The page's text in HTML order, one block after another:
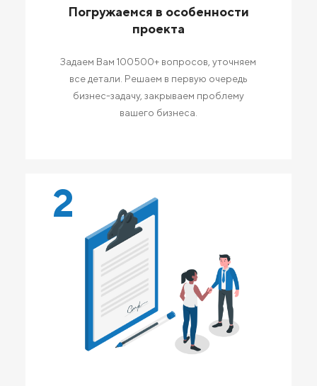
Погружаемся в особенности
проекта
Задаем Вам 100500+ вопросов, уточняем
все детали. Решаем в первую очередь
бизнес-задачу, закрываем проблему
вашего бизнеса.
2